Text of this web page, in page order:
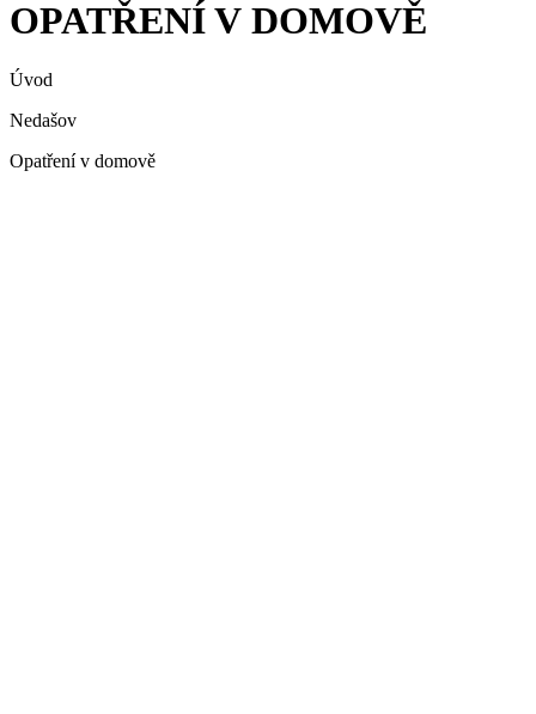
OPATŘENÍ V DOMOVĚ
Úvod
Nedašov
Opatření v domově